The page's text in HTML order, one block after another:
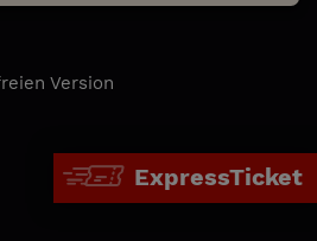
ExpressTicket
Version